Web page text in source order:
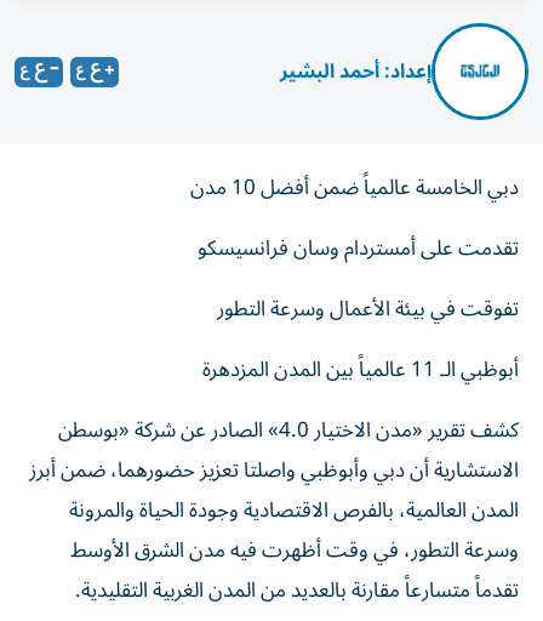
إعداد: أحمد البشير
دبي الخامسة عالمياً ضمن أفضل 10 مدن
تقدمت على أمستردام وسان فرانسيسكو
تفوقت في بيئة الأعمال وسرعة التطور
أبوظبي الـ 11 عالمياً بين المدن المزدهرة
كشف تقرير «مدن الاختيار 4.0» الصادر عن شركة «بوسطن
الاستشارية أن دبي وأبوظبي واصلتا تعزيز حضورهما، ضمن أبرز
المدن العالمية، بالفرص الاقتصادية وجودة الحياة والمرونة
وسرعة التطور، في وقت أظهرت فيه مدن الشرق الأوسط
تقدماً متسارعاً مقارنة بالعديد من المدن الغربية التقليدية.